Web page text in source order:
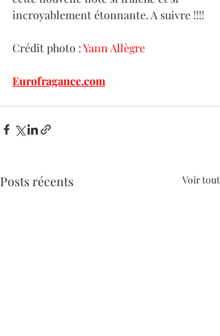
incroyablement étonnante. A suivre !!!!
Crédit photo : Yann Allègre
Eurofragance.com
Posts récents Voir tout